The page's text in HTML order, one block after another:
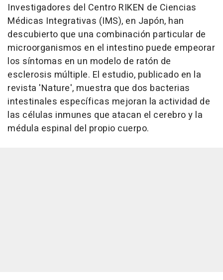
Investigadores del Centro RIKEN de Ciencias
Médicas Integrativas (IMS), en Japón, han
descubierto que una combinación particular de
microorganismos en el intestino puede empeorar
los síntomas en un modelo de ratón de
esclerosis múltiple. El estudio, publicado en la
revista 'Nature', muestra que dos bacterias
intestinales específicas mejoran la actividad de
las células inmunes que atacan el cerebro y la
médula espinal del propio cuerpo.